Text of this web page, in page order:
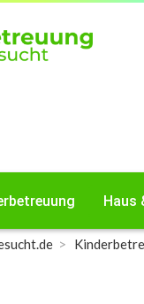
Haus